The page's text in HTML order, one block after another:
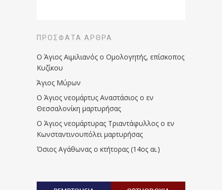
ΠΡΌΣΦΑΤΑ ΆΡΘΡΑ
Ο Άγιος Αιμιλιανός ο Ομολογητής, επίσκοπος
Κυζίκου
Άγιος Μύρων
Ο Άγιος νεομάρτυς Αναστάσιος ο εν
Θεσσαλονίκη μαρτυρήσας
Ο Άγιος νεομάρτυρας Τριαντάφυλλος ο εν
Κωνσταντινουπόλει μαρτυρήσας
Όσιος Αγάθωνας ο κτήτορας (14ος αι.)